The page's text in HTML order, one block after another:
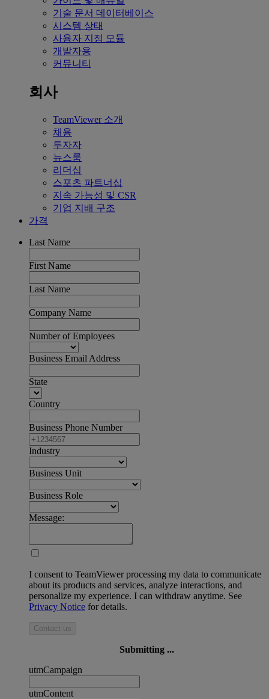
기술 문서 데이터베이스
시스템 상태
사용자 지정 모듈
개발자용
커뮤니티
회사
TeamViewer 소개
채용
투자자
뉴스룸
리더십
스포츠 파트너십
지속 가능성 및 CSR
기업 지배 구조
가격
Last Name
First Name
Last Name
Company Name
Number of Employees
Business Email Address
State
Country
Business Phone Number
Industry
Business Unit
Business Role
Message:
I consent to TeamViewer processing my data to communicate
about its products and services, analyze interactions, and
personalize my experience. I can withdraw anytime. See
Privacy Notice for details.
Contact us
Submitting ...
utmCampaign
utmContent